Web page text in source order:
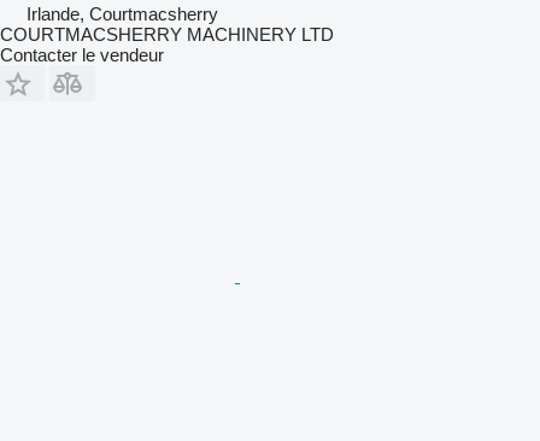
Irlande, Courtmacsherry
COURTMACSHERRY MACHINERY LTD
Contacter le vendeur